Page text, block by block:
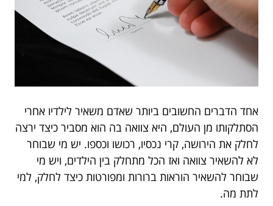
אחד הדברים החשובים ביותר שאדם משאיר לילדיו אחרי
הסתלקותו מן העולם, היא צוואה בה הוא מסביר כיצד ירצה
לחלק את הירושה, קרי נכסיו, רכושו וכספו. יש מי שבוחר
לא להשאיר צוואה ואז הכל מתחלק בין הילדים, ויש מי
שבוחר להשאיר הוראות ברורות ומפורטות כיצד לחלק, למי
לתת מה.